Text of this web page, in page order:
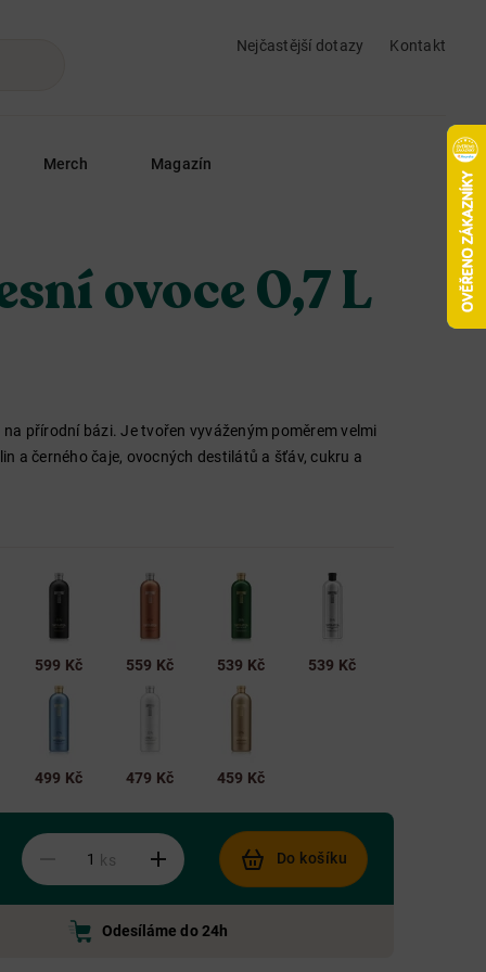
Nejčastější dotazy Kontakt
Merch Magazín
ovoce 0,7 L
přírodní bázi. Je tvořen vyváženým poměrem velmi
a černého čaje, ovocných destilátů a šťáv, cukru a
599 Kč 559 Kč 539 Kč 539 Kč
499 Kč 479 Kč 459 Kč
ks Do košíku
Odesíláme do 24h